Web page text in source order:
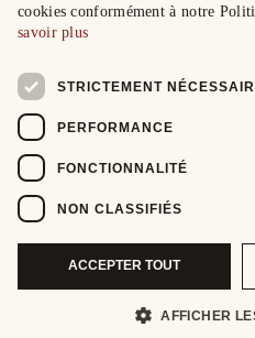
cookies conformément à notre
savoir plus
STRICTEMENT
PERFORMANCE
FONCTIONNALITÉ
NON CLASSIFIÉS
ACCEPTER TOUT
AFFICHER